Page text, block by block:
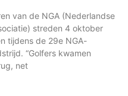
van de NGA (Nederlandse
streden 4 oktober
tijdens de 29e NGA-
“Golfers kwamen
net